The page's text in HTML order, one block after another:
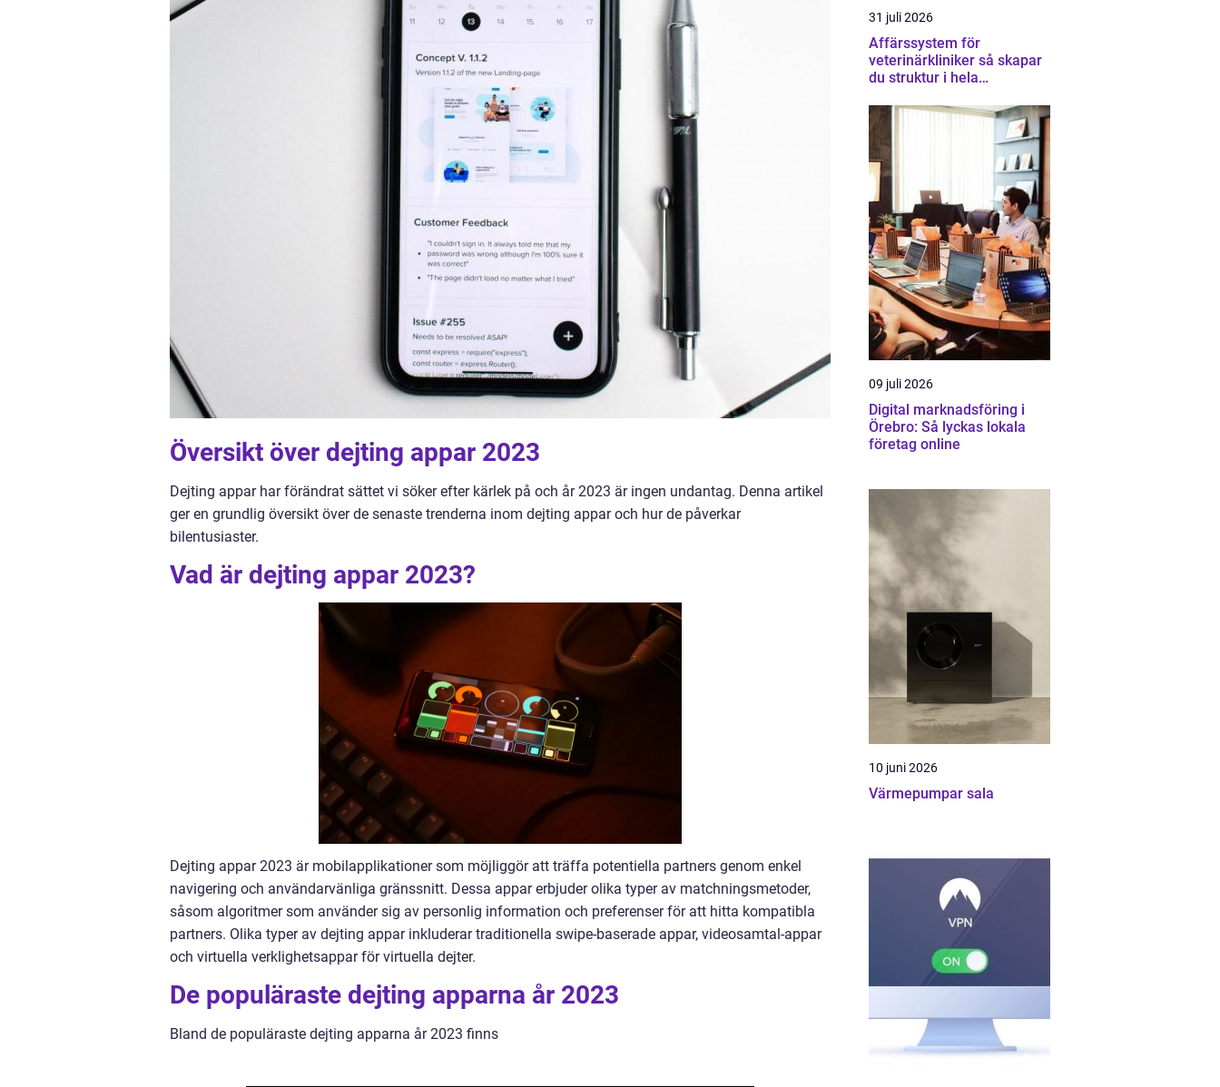
Översikt över dejting appar 2023
Dejting appar har förändrat sättet vi söker efter kärlek på och år 2023 är ingen undantag. Denna artikel
ger en grundlig översikt över de senaste trenderna inom dejting appar och hur de påverkar
bilentusiaster.
Vad är dejting appar 2023?
Dejting appar 2023 är mobilapplikationer som möjliggör att träffa potentiella partners genom enkel
navigering och användarvänliga gränssnitt. Dessa appar erbjuder olika typer av matchningsmetoder,
såsom algoritmer som använder sig av personlig information och preferenser för att hitta kompatibla
partners. Olika typer av dejting appar inkluderar traditionella swipe-baserade appar, videosamtal-appar
och virtuella verklighetsappar för virtuella dejter.
De populäraste dejting apparna år 2023
Bland de populäraste dejting apparna år 2023 finns
31 juli 2026
Affärssystem för
veterinärkliniker så skapar
du struktur i hela
09 juli 2026
Digital marknadsföring i
Örebro: Så lyckas lokala
företag online
10 juni 2026
Värmepumpar sala